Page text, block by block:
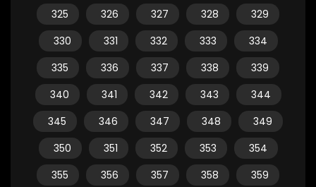
325
326 327 328
329
330
331 332 333
334
335
336 337 338
339
340
341 342 343
344
345
346 347 348
349
350
351 352 353
354
355
356 357 358
359